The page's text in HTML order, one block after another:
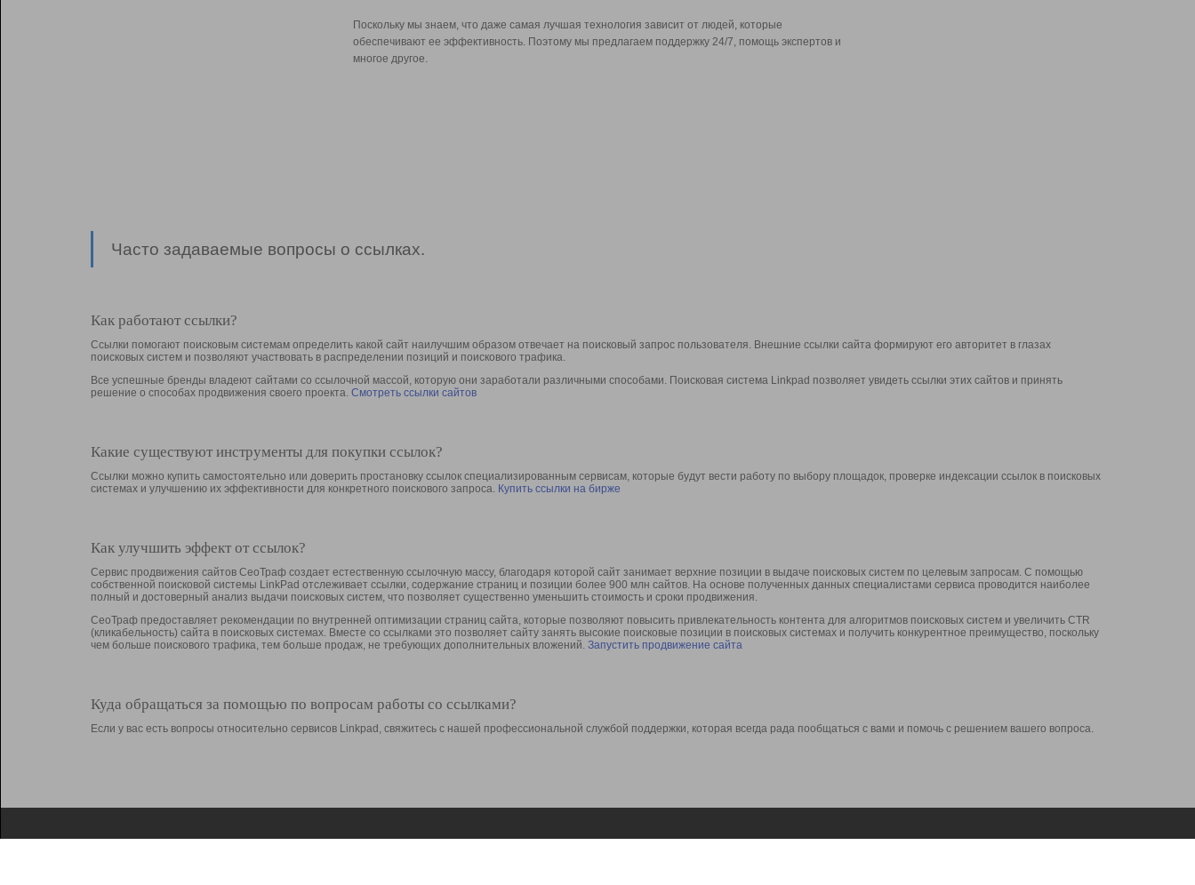
Поскольку мы знаем, что даже самая лучшая технология зависит от людей, которые
обеспечивают ее эффективность. Поэтому мы предлагаем поддержку 24/7, помощь экспертов и
многое другое.
Часто задаваемые вопросы о ссылках.
Как работают ссылки?
Ссылки помогают поисковым системам определить какой сайт наилучшим образом отвечает на поисковый запрос пользователя. Внешние ссылки сайта формируют его авторитет в глазах
поисковых систем и позволяют участвовать в раcпределении позиций и поискового трафика.
Все успешные бренды владеют сайтами со ссылочной массой, которую они заработали различными способами. Поисковая система Linkpad позволяет увидеть ссылки этих сайтов и принять
решение о способах продвижения своего проекта. Смотреть ссылки сайтов
Какие существуют инструменты для покупки ссылок?
Ссылки можно купить самостоятельно или доверить простановку ссылок специализированным сервисам, которые будут вести работу по выбору площадок, проверке индексации ссылок в поисковых
системах и улучшению их эффективности для конкретного поискового запроса. Купить ссылки на бирже
Как улучшить эффект от ссылок?
Сервис продвижения сайтов СеоТраф создает естественную ссылочную массу, благодаря которой сайт занимает верхние позиции в выдаче поисковых систем по целевым запросам. С помощью
собственной поисковой системы LinkPad отслеживает ссылки, содержание страниц и позиции более 900 млн сайтов. На основе полученных данных специалистами сервиса проводится наиболее
полный и достоверный анализ выдачи поисковых систем, что позволяет существенно уменьшить стоимость и сроки продвижения.
СеоТраф предоставляет рекомендации по внутренней оптимизации страниц сайта, которые позволяют повысить привлекательность контента для алгоритмов поисковых систем и увеличить CTR
(кликабельность) сайта в поисковых системах. Вместе со ссылками это позволяет сайту занять высокие поисковые позиции в поисковых системах и получить конкурентное преимущество, поскольку
чем больше поискового трафика, тем больше продаж, не требующих дополнительных вложений. Запустить продвижение сайта
Куда обращаться за помощью по вопросам работы со ссылками?
Если у вас есть вопросы относительно сервисов Linkpad, свяжитесь с нашей профессиональной службой поддержки, которая всегда рада пообщаться с вами и помочь с решением вашего вопроса.